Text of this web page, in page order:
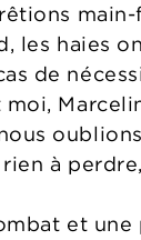
les haies
de
à
et une